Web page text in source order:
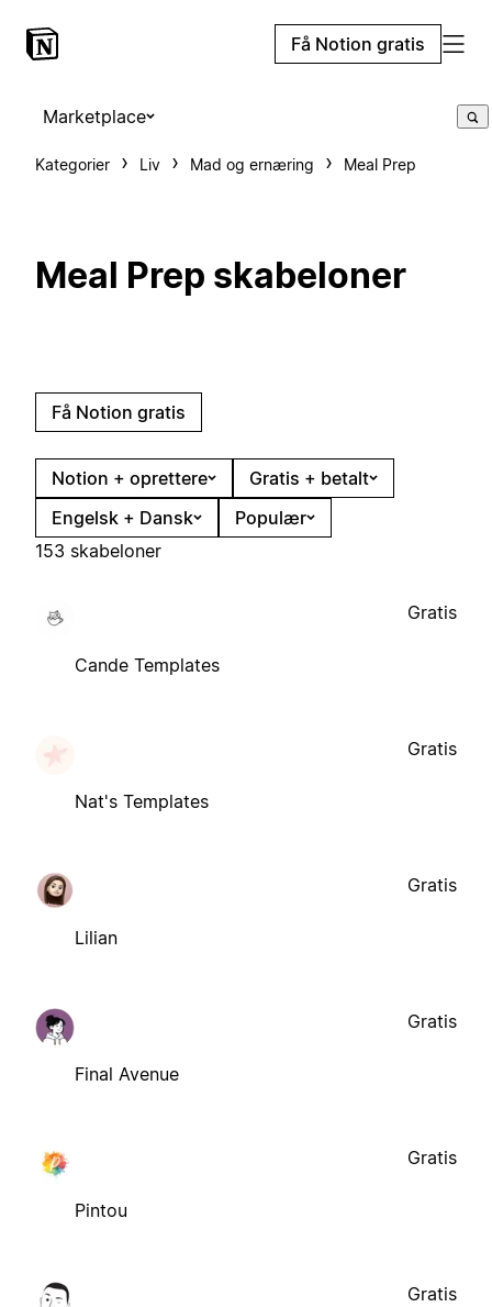
Få Notion gratis
Marketplace
Kategorier Liv Mad og ernæring Meal Prep
Meal Prep skabeloner
Få Notion gratis
Notion + oprettere
Gratis + betalt
Engelsk + Dansk
Populær
153 skabeloner
Cande Templates
Gratis
Nat's Templates
Gratis
Lilian
Gratis
Final Avenue
Gratis
Pintou
Gratis
Gratis